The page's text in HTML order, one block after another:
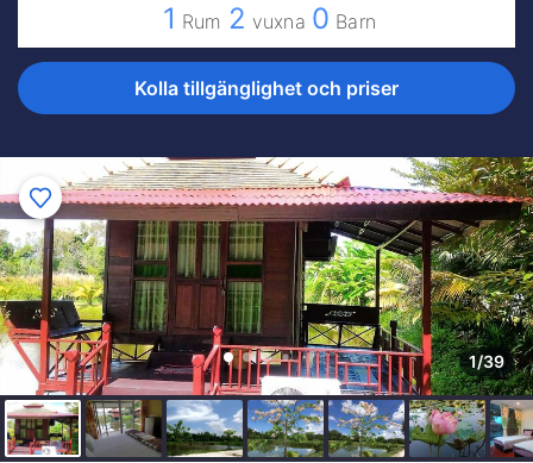
1 Rum 2 vuxna 0 Barn
Kolla tillgänglighet och priser
1/39